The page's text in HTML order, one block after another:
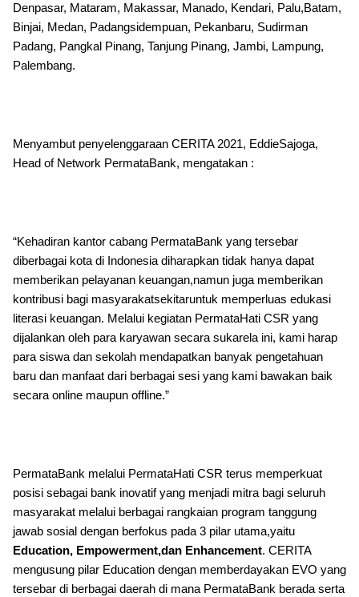
Denpasar, Mataram, Makassar, Manado, Kendari, Palu,Batam,
Binjai, Medan, Padangsidempuan, Pekanbaru, Sudirman
Padang, Pangkal Pinang, Tanjung Pinang, Jambi, Lampung,
Palembang.
Menyambut penyelenggaraan CERITA 2021, EddieSajoga,
Head of Network PermataBank, mengatakan :
“Kehadiran kantor cabang PermataBank yang tersebar
diberbagai kota di Indonesia diharapkan tidak hanya dapat
memberikan pelayanan keuangan,namun juga memberikan
kontribusi bagi masyarakatsekitaruntuk memperluas edukasi
literasi keuangan. Melalui kegiatan PermataHati CSR yang
dijalankan oleh para karyawan secara sukarela ini, kami harap
para siswa dan sekolah mendapatkan banyak pengetahuan
baru dan manfaat dari berbagai sesi yang kami bawakan baik
secara online maupun offline.”
PermataBank melalui PermataHati CSR terus memperkuat
posisi sebagai bank inovatif yang menjadi mitra bagi seluruh
masyarakat melalui berbagai rangkaian program tanggung
jawab sosial dengan berfokus pada 3 pilar utama,yaitu
Education, Empowerment,dan Enhancement. CERITA
mengusung pilar Education dengan memberdayakan EVO yang
tersebar di berbagai daerah di mana PermataBank berada serta